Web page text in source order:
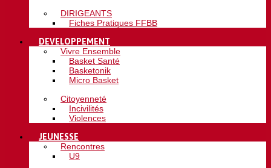
DIRIGEANTS
Fiches Pratiques FFBB
DEVELOPPEMENT
Vivre Ensemble
Basket Santé
Basketonik
Micro Basket
Citoyenneté
Incivilités
Violences
JEUNESSE
Rencontres
U9